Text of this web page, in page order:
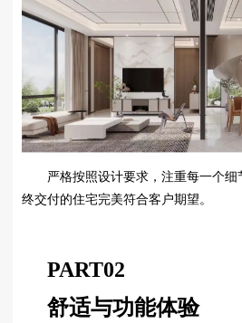
严格按照设计要求，注重每一个
终交付的住宅完美符合客户期望。
PART02
舒适与功能体验